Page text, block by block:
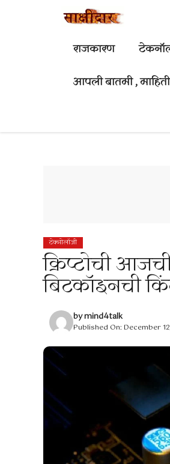
राजकारण
आपली बातमी ,
टेक्नोलॉजी
क्रिप्टोची
बिटकॉइनची
bymind4talk
Published On: December